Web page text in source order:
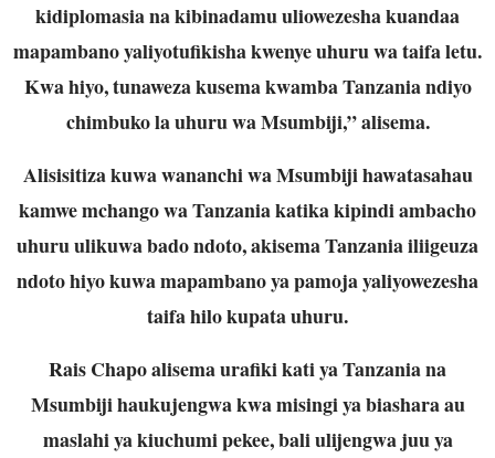
kidiplomasia na kibinadamu uliowezesha kuandaa
mapambano yaliyotufikisha kwenye uhuru wa taifa letu.
Kwa hiyo, tunaweza kusema kwamba Tanzania ndiyo
chimbuko la uhuru wa Msumbiji,” alisema.
Alisisitiza kuwa wananchi wa Msumbiji hawatasahau
kamwe mchango wa Tanzania katika kipindi ambacho
uhuru ulikuwa bado ndoto, akisema Tanzania iliigeuza
ndoto hiyo kuwa mapambano ya pamoja yaliyowezesha
taifa hilo kupata uhuru.
Rais Chapo alisema urafiki kati ya Tanzania na
Msumbiji haukujengwa kwa misingi ya biashara au
maslahi ya kiuchumi pekee, bali ulijengwa juu ya